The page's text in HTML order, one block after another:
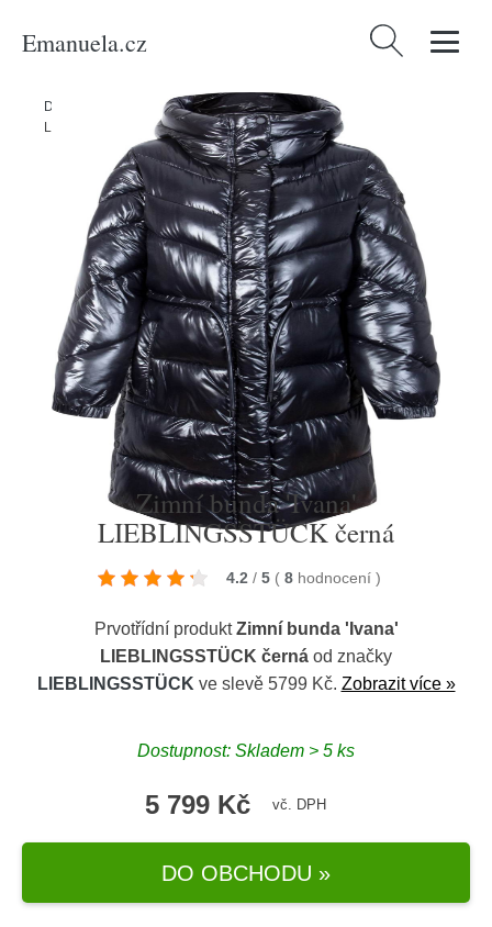
Emanuela.cz Vyhledávání
Domů Ženy/Oblečení/Bundy
Zimní bunda 'Ivana'
LIEBLINGSSTÜCK černá
Zimní bunda 'Ivana'
LIEBLINGSSTÜCK černá
4.2 / 5 ( 8 hodnocení )
Prvotřídní produktZimní bunda 'Ivana'
LIEBLINGSSTÜCK černá od značky
LIEBLINGSSTÜCK ve slevě 5799 Kč. Zobrazit více »
Dostupnost: Skladem > 5 ks
5 799 Kč vč. DPH
DO OBCHODU »